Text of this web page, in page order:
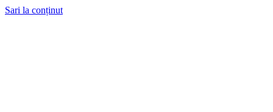
Sari la conținut